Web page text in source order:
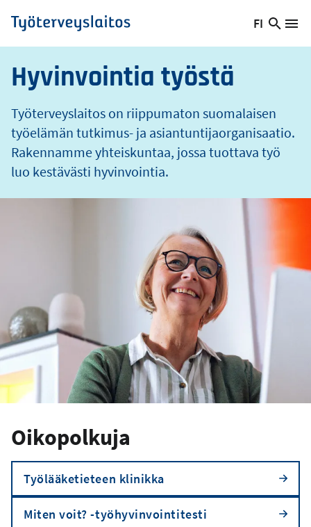
Hyppää
pääsisältöön
Työterveyslaitos
Vaihda
kieltä,
FI
Hae
o
s
Hyvinvointia työstä
Työterveyslaitos on riippumaton suomalaisen
työelämän tutkimus- ja asiantuntijaorganisaatio.
Rakennamme yhteiskuntaa, jossa tuottava työ
luo kestävästi hyvinvointia.
Oikopolkuja
Työlääketieteen klinikka
Miten voit? -työhyvinvointitesti